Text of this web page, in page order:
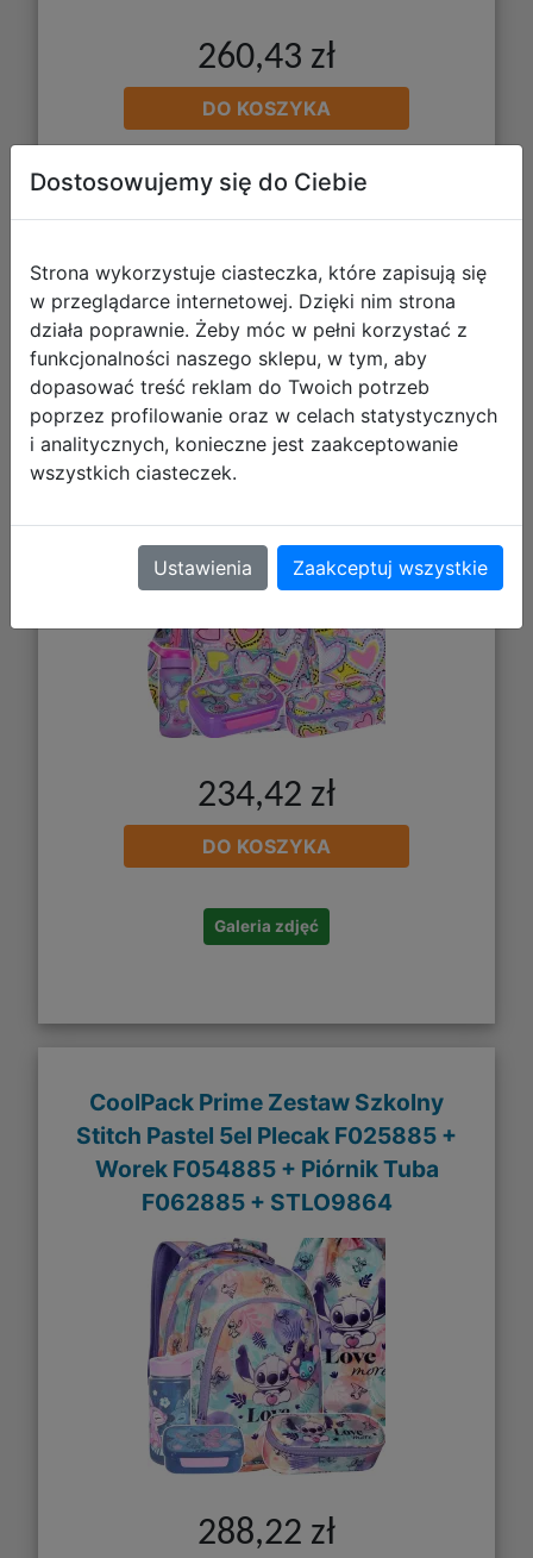
260,43 zł
DO KOSZYKA
Galeria zdjęć
CoolPack Zestaw Szkolny Pastel
Hearts 5el. Plecak F029832 + Piórnik
F062832 + Worek F070832 +
Z08832 + Z18832
234,42 zł
DO KOSZYKA
Galeria zdjęć
CoolPack Prime Zestaw Szkolny
Stitch Pastel 5el Plecak F025885 +
Worek F054885 + Piórnik Tuba
F062885 + STLO9864
288,22 zł
Dostosowujemy się do Ciebie
Strona wykorzystuje ciasteczka, które zapisują się
w przeglądarce internetowej. Dzięki nim strona
działa poprawnie. Żeby móc w pełni korzystać z
funkcjonalności naszego sklepu, w tym, aby
dopasować treść reklam do Twoich potrzeb
poprzez profilowanie oraz w celach statystycznych
i analitycznych, konieczne jest zaakceptowanie
wszystkich ciasteczek.
Ustawienia Zaakceptuj wszystkie